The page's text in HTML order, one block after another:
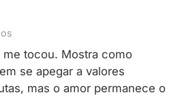
tocou. Mostra como
se apegar a valores
mas o amor permanece o